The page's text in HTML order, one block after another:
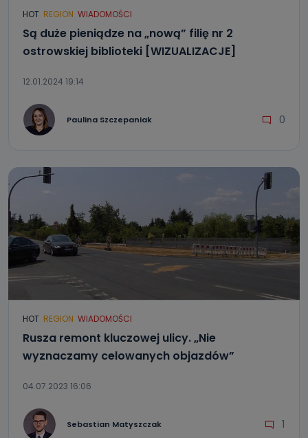
HOT REGION WIADOMOŚCI
Są duże pieniądze na „nową” filię nr 2
ostrowskiej biblioteki [WIZUALIZACJE]
12.01.2024 19:14
Paulina Szczepaniak 0
HOT REGION WIADOMOŚCI
Rusza remont kluczowej ulicy. „Nie
wyznaczamy celowanych objazdów”
04.07.2023 16:06
Sebastian Matyszczak 1